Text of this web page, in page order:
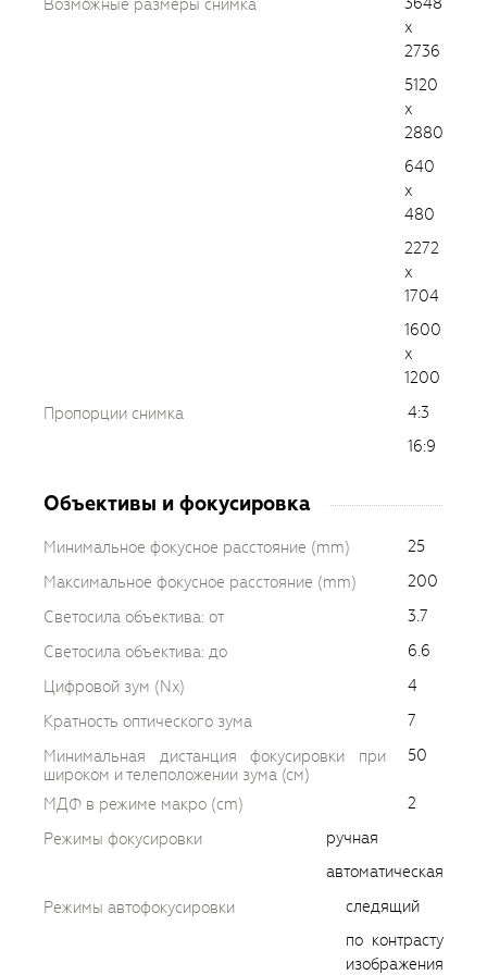
Возможные размеры снимка
x
2736
5120
x
2880
640
x
480
2272
x
1704
1600
x
1200
Пропорции снимка
4:3
16:9
Объективы и фокусировка
Минимальное фокусное расстояние (mm)
25
Максимальное фокусное расстояние (mm)
200
Светосила объектива: от
3.7
Светосила объектива: до
6.6
Цифровой зум (Nx)
4
Кратность оптического зума
7
Минимальная дистанция фокусировки при
широком и телеположении зума (см)
50
МДФ в режиме макро (cm)
2
Режимы фокусировки
ручная
автоматическая
Режимы автофокусировки
следящий
по контрасту
изображения